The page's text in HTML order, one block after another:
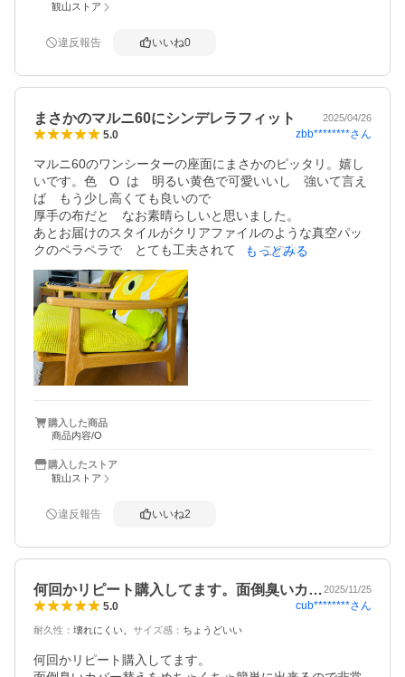
観山ストア
違反報告 いいね0
まさかのマルニ60にシンデレラフィット 2025/04/26
5.0 zbb********さん
マルニ60のワンシーターの座面にまさかのピッタリ。嬉し
いです。色　O  は　明るい黄色で可愛いいし　強いて言え
ば　もう少し高くても良いので
厚手の布だと　なお素晴らしいと思いました。
あとお届けのスタイルがクリアファイルのような真空パッ
クのペラペラで　とても工夫されて　　この良心的な価格
にしてくださっているのですね。ありがたいです。感謝
もっとみる
購入した商品
商品内容/O
購入したストア
観山ストア
違反報告 いいね2
何回かリピート購入してます。面倒臭いカ…2025/11/25
5.0 cub********さん
耐久性 ： 壊れにくい サイズ感 ： ちょうどいい
何回かリピート購入してます。